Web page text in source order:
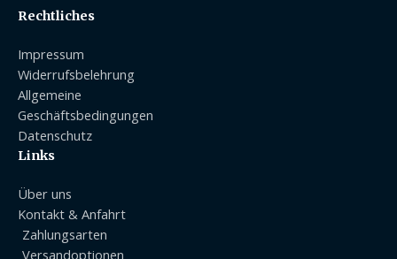
Rechtliches
Impressum
Widerrufsbelehrung
Allgemeine
Geschäftsbedingungen
Datenschutz
Links
Über uns
Kontakt & Anfahrt
Zahlungsarten
Versandoptionen